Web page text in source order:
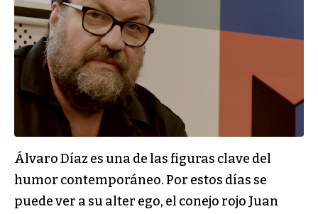
Álvaro Díaz es una de las figuras clave del
humor contemporáneo. Por estos días se
puede ver a su alter ego, el conejo rojo Juan